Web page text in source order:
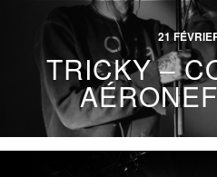
21
TRICKY –